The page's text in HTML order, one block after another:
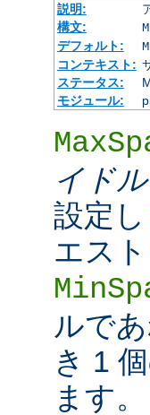
説明:
構文:
デフォルト:
コンテキスト:
ステータス:
モジュール:
イド
設定
エス
ルで
き 1
ます。